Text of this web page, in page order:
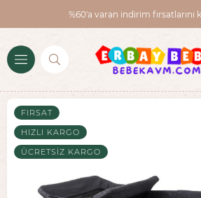
%60'a varan indirim fırsatlarını
FIRSAT
HIZLI KARGO
ÜCRETSIZ KARGO